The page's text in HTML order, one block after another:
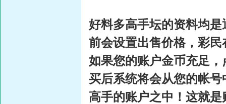
好料多高手坛的资料均
前会设置出售价格，彩
如果您的账户金币充足
买后系统将会从您的帐
高手的账户之中！这就